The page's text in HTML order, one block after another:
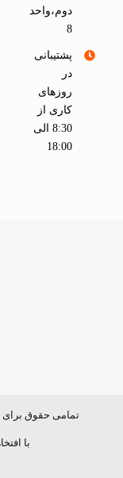
دوم،واحد
8
پشتیبانی
در
روزهای
کاری از
8:30 الی
18:00
تمامی حقوق
با افتخار از 1387 تا 1405